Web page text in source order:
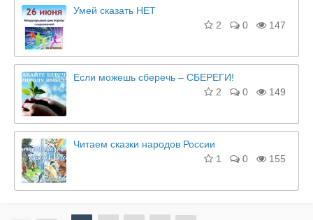
Умей сказать НЕТ
2
0 147
Если можешь сберечь – СБЕРЕГИ!
2
0 149
Читаем сказки народов России
1
0 155